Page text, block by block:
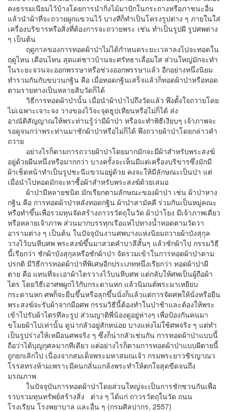
คงธรรมเนียมไว้บ้างโดยการนำกิ่งไม้มาปักในกระถางหรือภาชนะอื่น
แล้วนำผ้าที่จะถวายผูกแขวนไว้ บางทีก็ทำเป็นโครงรูปต่าง ๆ ภายในใส่
เครื่องบริขารหรือสิ่งที่ต้องการจะถวายพระ เช่น ทำเป็นรูปผี รูปศพต่าง
ๆ เป็นต้น
ฤดูกาลของการทอดผ้าป่าไม่ได้กำหนดระยะเวลาลงไปจะทอดใน
ฤดูไหน เดือนไหน สุดแต่ชาวบ้านจะศรัทธาเลื่อมใส ส่วนใหญ่มักจะทำ
ในระยะจวนจะออกพรรษาหรือช่วงออกพรรษาแล้ว อีกอย่างหนึ่งนิยม
ทำรวมกันกับขบวนกฐิน คือ เมื่อทอดกฐินเสร็จแล้วก็ทอดผ้าป่าหรือทอด
ตามรายทางเป็นหลายสิบวัดก็ได้
วิธีการทอดผ้าป่านั้น เมื่อนำผ้าป่าไปถึงวัดแล้ว พึงตั้งใจถวายโดย
ไม่เฉพาะเจาะจง วางของไว้จะจุดธูปเทียนหรือไม่ก็ได้ ส่ง
อาณัติสัญญาณให้พระท่านรู้ว่ามีผ้าป่า หรือจะทำพิธีเงียบๆ เจ้าภาพจะ
รอดูจนกว่าพระท่านมาชักผ้าป่าหรือไม่ก็ได้ พึงถวายผ้าป่าโดยกล่าวคำ
ถวาย
อย่างไรก็ตามการถวายผ้าป่าโดยมากมักจะมีผ้าสำหรับพระสงฆ์
อยู่ด้วยผืนหนึ่งหรือมากกว่า บางครั้งจะเห็นมีแต่เครื่องบริขารซึ่งมักมี
ผ้าเช็ดหน้าทำเป็นรูปชะนีแขวนอยู่ด้วย คงจะให้มีลักษณะเป็นป่า แต่
เมื่อนำไปทอดมักจะหาซื้อผ้าสำหรับพระสงฆ์ด้วยเสมอ
ผ้าป่ามีหลายชนิด มักเรียกตามลักษณะของผ้าป่า เช่น ผ้าป่าหาง
กฐิน คือ การทอดผ้าป่าหลังทอดกฐิน ผ้าป่าสามัคคี ร่วมกันเป็นหมู่คณะ
หรือทำขึ้นเพื่อรวมทุนจัดสร้างถาวรวัตถุในวัด ผ้าป่าโยง มีเจ้าภาพเดียว
หรือหลายเจ้าภาพ ส่วนมากบรรทุกเรือแห่ไปทางนํ้าทอดตามวัดวา
อารามต่าง ๆ เป็นต้น ในปัจจุบันงานศพบางแห่งนิยมถวายผ้าบังสุกุล
วางไว้บนหีบศพ พระสงฆ์ขึ้นมาสวดคำบาลีสั้นๆ แล้วชักผ้าไป กรรมวิธี
นี้เรียกว่า ชักผ้าบังสุกุลหรือชักผ้าป่า จัดรวมเข้าในการทอดผ้าป่าตาม
ปรกติ มีวิธีการทอดผ้าป่าที่พิเศษอีกประเภทหนึ่งเรียกว่า ทอดผ้าป่าผี
ตาย คือ แทนที่จะเอาผ้าไตรวางไว้บนหีบศพ แต่กลับให้ศพเป็นผู้ถือผ้า
ไตร โดยวิธีเอาศพผูกไว้กับกระดานหก แล้วนิมนต์พระมาเหยียบ
กระดานหก ศพก็จะยืนขึ้นหรือลุกขึ้นนั่งก็แล้วแต่การจัดศพให้นั่งหรือยืน
พระสงฆ์จะรับผ้าจากมือศพ กรรมวิธีนี้ต้องทำในป่าช้าและต้องให้พระ
เข้าไปรับผ้าไตรทีละรูป ส่วนญาติพี่น้องดูอยู่ห่างๆ เพื่อป้องกันคนมา
ขโมยผ้าไปเท่านั้น ดูน่ากลัวอยู่สักหน่อย บางแห่งไม่ใช้ศพจริง ๆ แต่ทำ
เป็นรูปร่างให้เหมือนศพจริง ๆ ซึ่งก็น่ากลัวเช่นกัน การทอดผ้าป่าแบบนี้
ถือว่าได้บุญกุศลมากทีเดียว แต่อย่างไรก็ตามการทอดผ้าป่าแบบผีตายนี้
ถูกยกเลิกไป เนื่องจากสมเด็จพระมหาสมณเจ้า กรมพระยาวชิรญาณว
โรรสทรงห้ามเพราะมีคนกลั่นแกล้งพระทำให้ตกใจสุดขีดจนถึง
มรณภาพ
ในปัจจุบันการทอดผ้าป่าโดยส่วนใหญ่จะเป็นการชักชวนกันเพื่อ
รวบรวมทุนทรัพย์สร้างสิ่ง ต่าง ๆ ได้แก่ ถาวรวัตถุในวัด ถนน
โรงเรียน โรงพยาบาล และอื่น ๆ (กรมศิลปากร, 2557)